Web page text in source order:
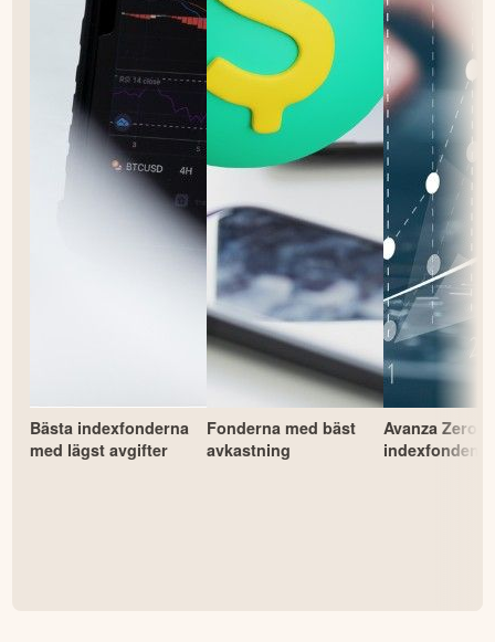
Bästa indexfonderna
med lägst avgifter
Fonderna med bäst
avkastning
Avanza Zero
indexfonden?